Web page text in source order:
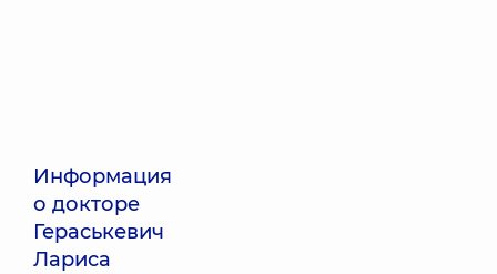
Информация
о докторе
Гераськевич
Лариса